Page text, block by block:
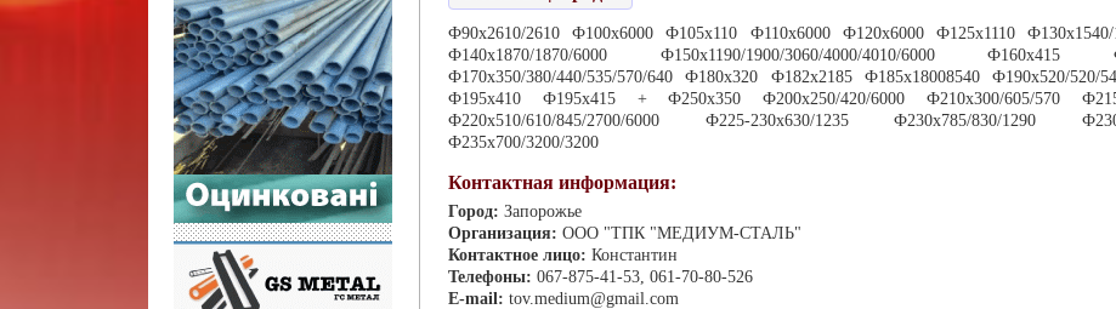
Ф90х2610/2610 Ф100х6000 Ф105х110 Ф110х6000 Ф120х6000 Ф125х1110 Ф130х1540/
Ф140х1870/1870/6000 Ф150х1190/1900/3060/4000/4010/6000 Ф160х415
Ф170х350/380/440/535/570/640 Ф180х320 Ф182х2185 Ф185х18008540 Ф190х520/520/
Ф195х410 Ф195х415 + Ф250х350 Ф200х250/420/6000 Ф210х300/605/570
Ф220х510/610/845/2700/6000 Ф225-230х630/1235 Ф230х785/830/1290
Ф235х700/3200/3200
Контактная информация:
Город: Запорожье
Организация: ООО "ТПК "МЕДИУМ-СТАЛЬ"
Контактное лицо: Константин
Телефоны: 067-875-41-53, 061-70-80-526
E-mail: tov.medium@gmail.com